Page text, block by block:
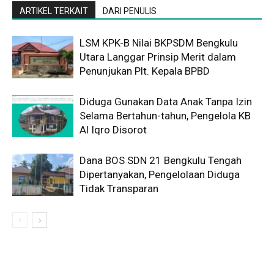
ARTIKEL TERKAIT DARI PENULIS
LSM KPK-B Nilai BKPSDM Bengkulu
Utara Langgar Prinsip Merit dalam
Penunjukan Plt. Kepala BPBD
Diduga Gunakan Data Anak Tanpa Izin
Selama Bertahun-tahun, Pengelola KB
Al Iqro Disorot
Dana BOS SDN 21 Bengkulu Tengah
Dipertanyakan, Pengelolaan Diduga
Tidak Transparan